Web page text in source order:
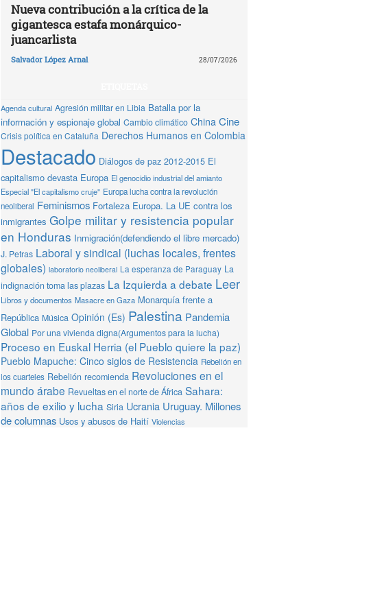
Nueva contribución a la crítica de la
gigantesca estafa monárquico-
juancarlista
Salvador López Arnal 28/07/2026
Agenda cultural Agresión militar en Libia Batalla por la
información y espionaje global Cambio climático China Cine
Crisis política en Cataluña Derechos Humanos en Colombia
Destacado Diálogos de paz 2012-2015 El
capitalismo devasta Europa El genocidio industrial del amianto
Especial "El capitalismo cruje" Europa lucha contra la revolución
neoliberal Feminismos Fortaleza Europa. La UE contra los
inmigrantes Golpe militar y resistencia popular
en Honduras Inmigración(defendiendo el libre mercado)
J. Petras Laboral y sindical (luchas locales, frentes
globales) laboratorio neoliberal La esperanza de Paraguay La
indignación toma las plazas La Izquierda a debate Leer
Libros y documentos Masacre en Gaza Monarquía frente a
República Música Opinión (Es) Palestina Pandemia
Global Por una vivienda digna(Argumentos para la lucha)
Proceso en Euskal Herria (el Pueblo quiere la paz)
Pueblo Mapuche: Cinco siglos de Resistencia Rebelión en
los cuarteles Rebelión recomienda Revoluciones en el
mundo árabe Revueltas en el norte de África Sahara:
años de exilio y lucha Siria Ucrania Uruguay. Millones
de columnas Usos y abusos de Haití Violencias